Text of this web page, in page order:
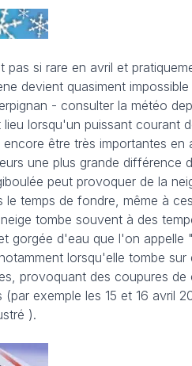
pas si rare en avril et
devient quasiment
- consulter la météo
lieu lorsqu'un puissant courant
être très importantes en
une plus grande différence
peut provoquer de la
le temps de fondre, même à
tombe souvent à des
gorgée d'eau que l'on appelle
lorsqu'elle tombe
provoquant des coupures
(par exemple les 15 et 16 avril
).